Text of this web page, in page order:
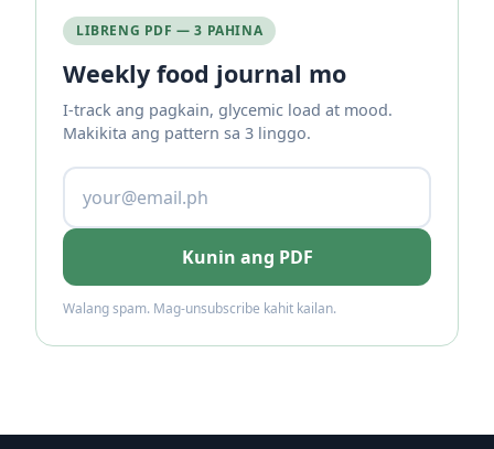
LIBRENG PDF — 3 PAHINA
Weekly food journal mo
I-track ang pagkain, glycemic load at mood.
Makikita ang pattern sa 3 linggo.
Kunin ang PDF
Walang spam. Mag-unsubscribe kahit kailan.